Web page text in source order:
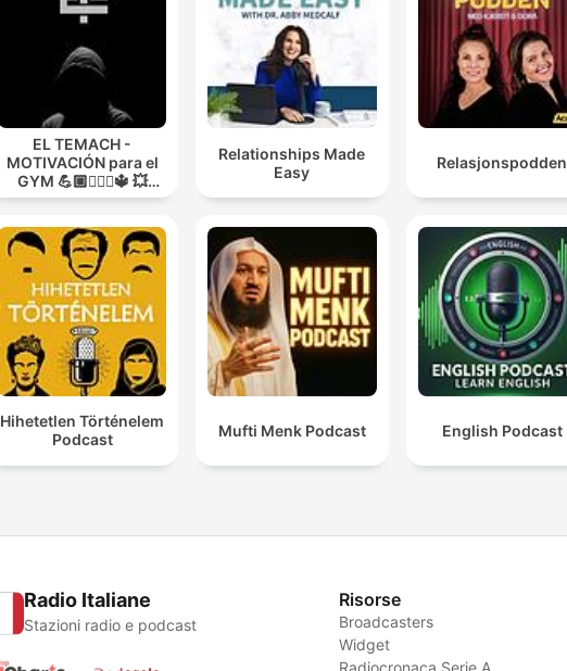
EL TEMACH -
MOTIVACIÓN para el
GYM 💪🏼🏋🏻‍♀🔱 💥
MODO GUERRA💥
Relationships Made
Easy
Relasjonspodden
Hihetetlen Történelem
Podcast
Mufti Menk Podcast English Podcast
Radio Italiane
Stazioni radio e podcast
Risorse
Broadcasters
Widget
Radiocronaca Serie A